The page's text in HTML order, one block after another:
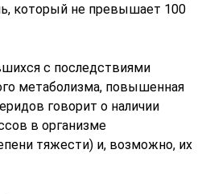
который не превышает 100
с последствиями
метаболизма, повышенная
говорит о наличии
в организме
тяжести) и, возможно, их